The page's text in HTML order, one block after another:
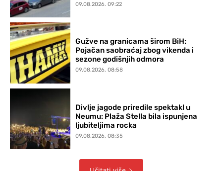
09.08.2026. 09:22
Gužve na granicama širom BiH:
Pojačan saobraćaj zbog vikenda i
sezone godišnjih odmora
09.08.2026. 08:58
Divlje jagode priredile spektakl u
Neumu: Plaža Stella bila ispunjena
ljubiteljima rocka
09.08.2026. 08:35